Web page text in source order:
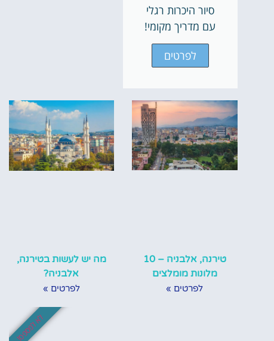
סיור היכרות רגלי
עם מדריך מקומי!
לפרטים
טירנה, אלבניה – 10
מלונות מומלצים
לפרטים »
מה יש לעשות בטירנה,
אלבניה?
לפרטים »
לא לפספס!